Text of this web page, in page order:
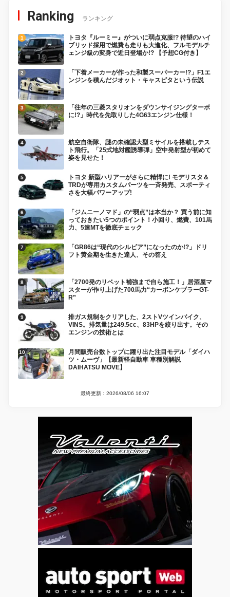
Ranking ランキング
トヨタ『ルーミー』がついに弱点克服!? 待望のハイ
ブリッド採用で燃費も走りも大進化、フルモデルチ
ェンジ級の変身で近日登場か!? 【予想CG付き】
「下着メーカーが作った和製スーパーカー!?」F1エ
ンジンを積んだジオット・キャスピタという伝説
「往年の三菱スタリオンをダウンサイジングターボ
に!?」時代を先取りした4G63エンジン仕様！
航空自衛隊、謎の未確認大型ミサイルを搭載しテス
ト飛行。「25式地対艦誘導弾」空中発射型が初めて
姿を見せた！
トヨタ 新型ハリアーがさらに精悍に! モデリスタ＆
TRDが専用カスタムパーツを一斉発売、スポーティ
さを大幅パワーアップ!
「ジムニーノマド」の“弱点”は本当か？ 買う前に知
っておきたい5つのポイント！小回り、燃費、101馬
力、5速MTを徹底チェック
「GR86は“現代のシルビア”になったのか!?」ドリ
フト黄金期を生きた達人、その答え
「2700発のリベット補強まで自ら施工！」居酒屋マ
スターが作り上げた700馬力“カーボンケブラーGT-
R”
排ガス規制をクリアした、2ストVツインバイク、
VINS。排気量は249.5cc、83HPを絞り出す。その
エンジンの技術とは
月間販売台数トップに躍り出た注目モデル「ダイハ
ツ・ムーヴ」【最新軽自動車 車種別解説
DAIHATSU MOVE】
最終更新：2026/08/06 16:07